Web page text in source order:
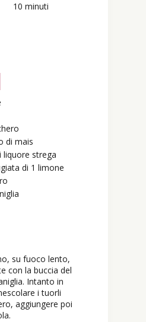
10 minuti
di mais
liquore strega
di 1 limone
su fuoco lento,
con la buccia del
Intanto in
i tuorli
aggiungere poi